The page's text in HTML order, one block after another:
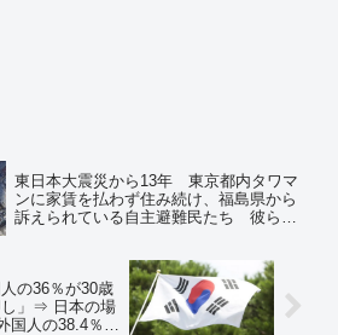
東日本大震災から13年 東京都内タワマ
ンに家賃を払わず住み続け、福島県から
訴えられている自主避難民たち 彼らが
み続けていたのか…」
の36％が30歳
」⇒ 日本の場
人の38.4％が